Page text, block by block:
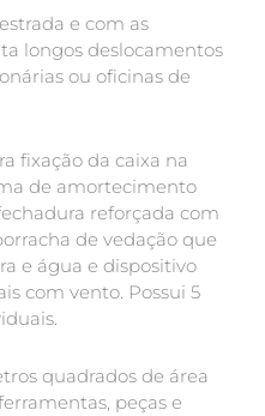
e com as
longos deslocamentos
ou oficinas de
fixação da caixa na
de amortecimento
reforçada com
de vedação que
e água e dispositivo
com vento. Possui 5
quadrados de área
peças e